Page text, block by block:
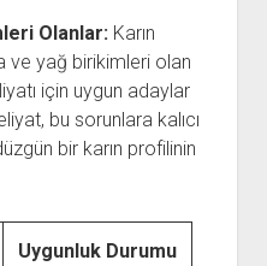
Olanlar:Karın
ve yağ birikimleri olan
için uygun adaylar
bu sorunlara kalıcı
bir karın profilinin
Uygunluk Durumu